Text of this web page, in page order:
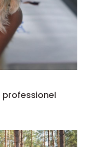
professionel